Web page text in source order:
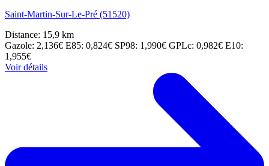
Saint-Martin-Sur-Le-Pré (51520)
Distance: 15,9 km
Gazole: 2,136€ E85: 0,824€ SP98: 1,990€ GPLc: 0,982€ E10:
1,955€
Voir détails